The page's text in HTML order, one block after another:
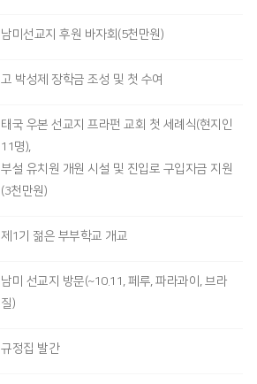
남미선교지 후원 바자회(5천만원)
고 박성제 장학금 조성 및 첫 수여
태국 우본 선교지 프라펀 교회 첫 세례식(현지인
11명),
부설 유치원 개원 시설 및 진입로 구입자금 지원
(3천만원)
제1기 젊은 부부학교 개교
남미 선교지 방문(~10.11, 페루, 파라과이, 브라
질)
규정집 발간